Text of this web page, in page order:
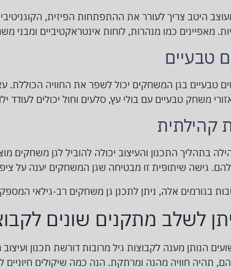
היטב צריך לעורר את ההתפתחות הפיזית,
מאפיינים כמו מנהרות, לוחות אינטראקטיביים ומבני
טבעיים
טבעיים בגן המשחקים יכול לשפר את החוויה הכוללת.
משחק טבעיים עם בולי עץ, סלעים וחול יכולים לעודד
קהילתית
בתהליך התכנון והעיצוב יכולה להוביל לגן משחקים
גישה שיתופית זו מבטיחה שגן המשחקים יענה על
בגורמים אלה, ניתן לתכנן גן משחקים רב-גילאי
לשלב מתקנים שונים
הנותן מענה לקבוצות גיל מרובות דורשת תכנון
תהיה חוויה מהנה ומרתקת. הנה כמה שיקולים חיוניים